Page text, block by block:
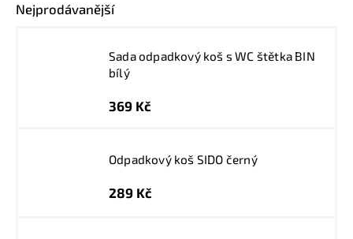
Nejprodávanější
Sada odpadkový koš s WC štětka BIN
bílý
369 Kč
Odpadkový koš SIDO černý
289 Kč